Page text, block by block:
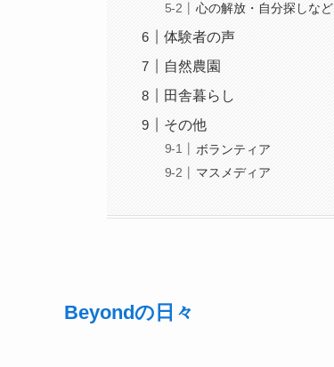
心の解放・自分探しなど
体験者の声
自然農園
田舎暮らし
その他
ボランティア
マスメディア
Beyondの日々